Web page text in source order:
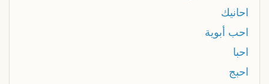
احانيك
احب أبوية
احبا
احبج